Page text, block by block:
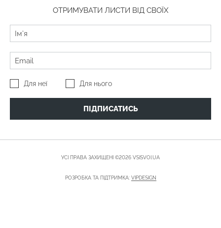
ОТРИМУВАТИ ЛИСТИ ВІД СВОЇХ
Для неї Для нього
ПІДПИСАТИСЬ
УСІ ПРАВА ЗАХИЩЕНІ ©2026 VSISVOI.UA
РОЗРОБКА ТА ПІДТРИМКА: VIPDESIGN